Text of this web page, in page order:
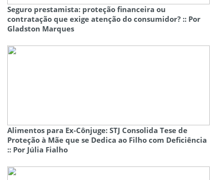
Seguro prestamista: proteção financeira ou
contratação que exige atenção do consumidor? :: Por
Gladston Marques
Alimentos para Ex-Cônjuge: STJ Consolida Tese de
Proteção à Mãe que se Dedica ao Filho com Deficiência
:: Por Júlia Fialho